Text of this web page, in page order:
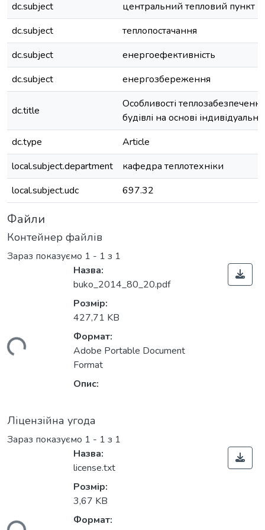
dc.subject
центральний тепловий пункт
dc.subject
теплопостачання
dc.subject
енергоефективність
dc.subject
енергозбереження
dc.title
Особливості
будівлі на основі
dc.type
Article
local.subject.department
кафедра теплотехніки
local.subject.udc
697.32
Файли
Контейнер файлів
Зараз показуємо 1 - 1 з 1
Назва:
buko_2014_80_20.pdf
Розмір:
427,71 KB
Формат:
Adobe Portable Document
Format
Опис:
Ліцензійна угода
Зараз показуємо 1 - 1 з 1
Назва:
license.txt
Розмір:
3,67 KB
Формат: